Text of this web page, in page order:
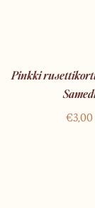
Pinkki
€3,00